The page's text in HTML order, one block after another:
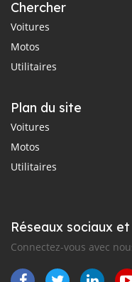
Chercher
Voitures
Motos
Utilitaires
Plan du site
Voitures
Motos
Utilitaires
Réseaux sociaux
Connectez-vous avec